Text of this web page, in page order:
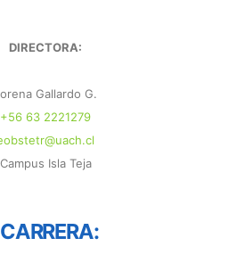
DIRECTORA:
Gallardo G.
+56 63 2221279
Campus Isla Teja